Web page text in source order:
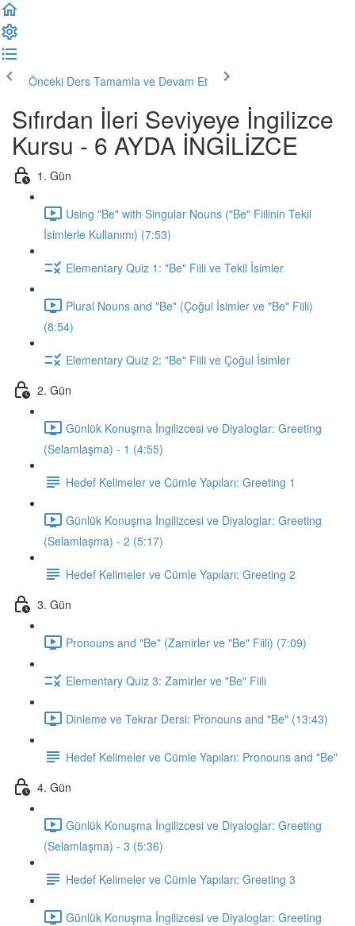
Önceki Ders Tamamla ve Devam Et
Sıfırdan İleri Seviyeye İngilizce
Kursu - 6 AYDA İNGİLİZCE
1. Gün
Using "Be" with Singular Nouns ("Be" Fiilinin Tekil
İsimlerle Kullanımı) (7:53)
Elementary Quiz 1: "Be" Fiili ve Tekil İsimler
Plural Nouns and "Be" (Çoğul İsimler ve "Be" Fiili)
(8:54)
Elementary Quiz 2: "Be" Fiili ve Çoğul İsimler
2. Gün
Günlük Konuşma İngilizcesi ve Diyaloglar: Greeting
(Selamlaşma) - 1 (4:55)
Hedef Kelimeler ve Cümle Yapıları: Greeting 1
Günlük Konuşma İngilizcesi ve Diyaloglar: Greeting
(Selamlaşma) - 2 (5:17)
Hedef Kelimeler ve Cümle Yapıları: Greeting 2
3. Gün
Pronouns and "Be" (Zamirler ve "Be" Fiili) (7:09)
Elementary Quiz 3: Zamirler ve "Be" Fiili
Dinleme ve Tekrar Dersi: Pronouns and "Be" (13:43)
Hedef Kelimeler ve Cümle Yapıları: Pronouns and "Be"
4. Gün
Günlük Konuşma İngilizcesi ve Diyaloglar: Greeting
(Selamlaşma) - 3 (5:36)
Hedef Kelimeler ve Cümle Yapıları: Greeting 3
Günlük Konuşma İngilizcesi ve Diyaloglar: Greeting